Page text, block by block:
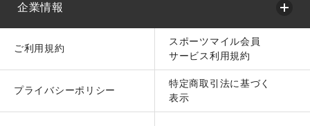
企業情報
ご利用規約
スポーツマイル会員
サービス利用規約
プライバシーポリシー
特定商取引法に基づく
表示